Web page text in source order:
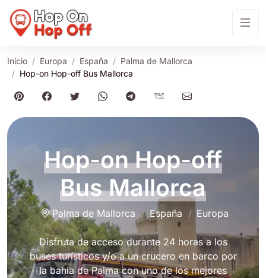
Inicio Europa España
Palma de Mallorca
Hop-on Hop-off Bus Mallorca
Hop-on Hop-off
Bus Mallorca
Palma de Mallorca España Europa
Disfruta de acceso durante 24 horas a los
buses turísticos y/o a un crucero en barco por
la bahía de Palma con uno de los mejores